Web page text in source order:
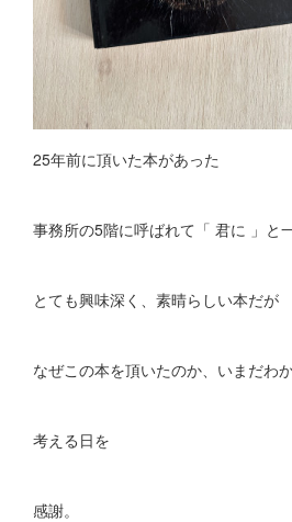
25年前に頂いた本があった
事務所の5階に呼ばれて「 君に 」と
とても興味深く、素晴らしい本だが
なぜこの本を頂いたのか、いまだわ
考える日を
感謝。